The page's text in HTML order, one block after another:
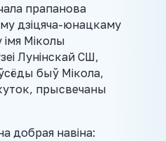
прапанова
дзіцяча-юнацкаму
Міколы
Лунінскай СШ,
быў Мікола,
прысвечаны
добрая навіна: